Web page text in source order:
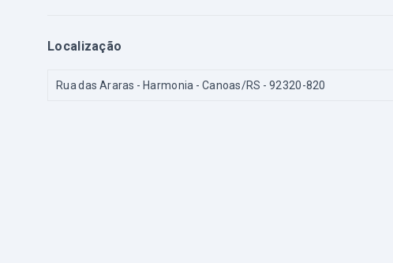
Localização
Rua das Araras - Harmonia - Canoas/RS - 92320-820